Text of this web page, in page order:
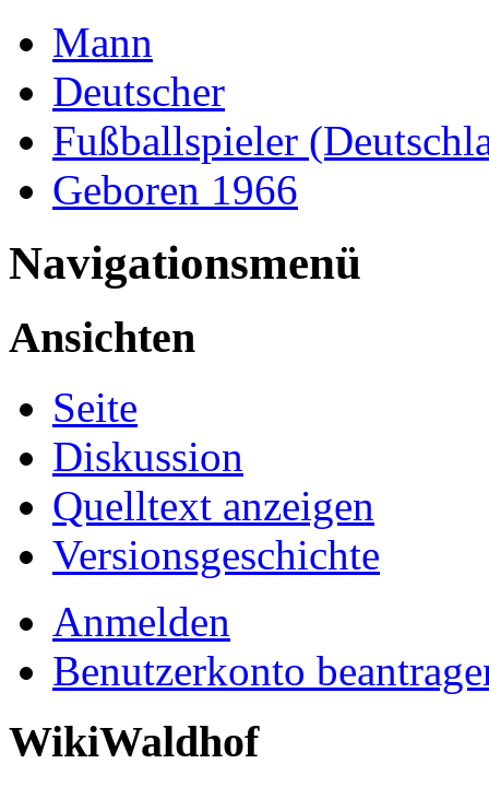
Mann
Deutscher
Fußballspieler
Geboren 1966
Navigationsmenü
Ansichten
Seite
Diskussion
Quelltext anzeigen
Versionsgeschichte
Anmelden
Benutzerkonto
WikiWaldhof